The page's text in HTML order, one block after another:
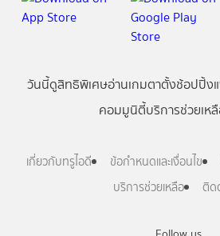
วันนี้ดูสิทธิพิเศษอ่านเกมตาตั้งช้อปปิ้ง
คอมมูนิตี้บริการช่วยเห
เกี่ยวกับทรูไอดี ข้อกำหนดและเงื่อนไข
บริการช่วยเหลือ
ติด